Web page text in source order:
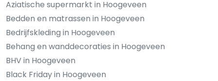
Aziatische supermarkt in Hoogeveen
Bedden en matrassen in Hoogeveen
Bedrijfskleding in Hoogeveen
Behang en wanddecoraties in Hoogeveen
BHV in Hoogeveen
Black Friday in Hoogeveen